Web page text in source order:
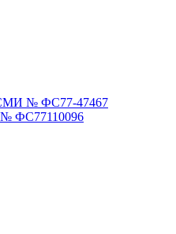
СМИ № ФС77-47467
ФС77110096